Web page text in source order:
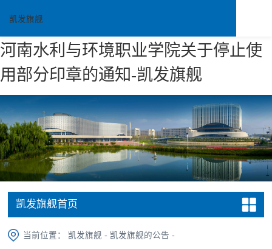
河南水利与环境职业学院关于停止使
用部分印章的通知-凯发旗舰
凯发旗舰
凯发旗舰首页
当前位置： 凯发旗舰 - 凯发旗舰的公告 -